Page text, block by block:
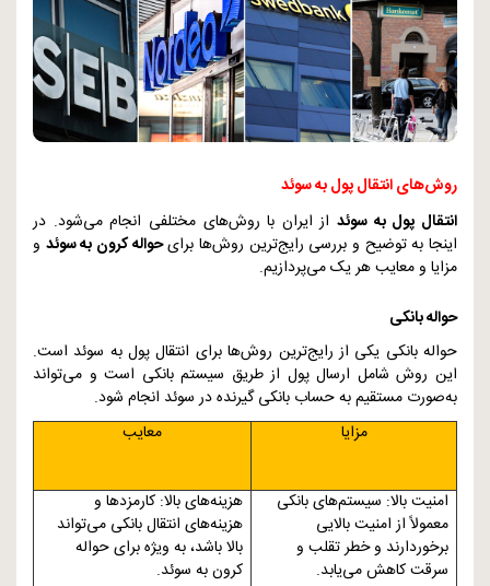
روش‌های انتقال پول به سوئد
انتقال پول به سوئداز ایران با روش‌های مختلفی انجام می‌شود. در
اینجا به توضیح و بررسی رایج‌ترین روش‌ها برایحواله کرون به سوئد و
مزایا و معایب هر یک می‌پردازیم.
حواله بانکی
حواله بانکی یکی از رایج‌ترین روش‌ها برای انتقال پول به سوئد است.
این روش شامل ارسال پول از طریق سیستم بانکی است و می‌تواند
به‌صورت مستقیم به حساب بانکی گیرنده در سوئد انجام شود.
مزایا
معایب
امنیت بالا: سیستم‌های بانکی
معمولاً از امنیت بالایی
برخوردارند و خطر تقلب و
سرقت کاهش می‌یابد.
هزینه‌های بالا: کارمزدها و
هزینه‌های انتقال بانکی می‌تواند
بالا باشد، به ویژه برای حواله
کرون به سوئد.